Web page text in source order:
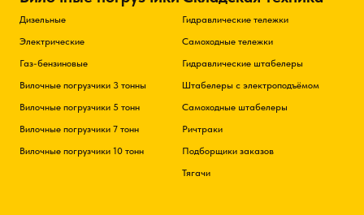
Дизельные
Электрические
Газ-бензиновые
Вилочные погрузчики 3 тонны
Вилочные погрузчики 5 тонн
Вилочные погрузчики 7 тонн
Вилочные погрузчики 10 тонн
Гидравлические тележки
Самоходные тележки
Гидравлические штабелеры
Штабелеры с электроподъёмом
Самоходные штабелеры
Ричтраки
Подборщики заказов
Тягачи